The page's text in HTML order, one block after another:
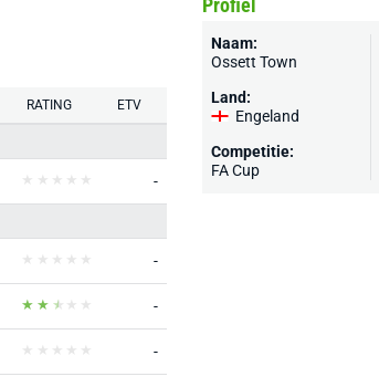
RATING ETV
-
-
-
-
Profiel
Naam:
Ossett Town
Land:
Engeland
Competitie:
FA Cup